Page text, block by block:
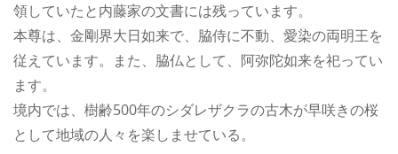
領していたと内藤家の文書には残っています。
本尊は、金剛界大日如来で、脇侍に不動、愛染の両明王を
従えています。また、脇仏として、阿弥陀如来を祀ってい
ます。
境内では、樹齢500年のシダレザクラの古木が早咲きの桜
として地域の人々を楽しませている。